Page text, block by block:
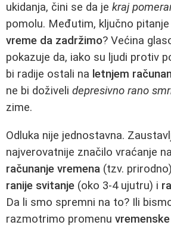
ukidanja, čini se da je kraj
pomolu. Međutim, ključno
vreme da zadržimo? Većina
pokazuje da, iako su ljudi protiv
bi radije ostali na letnjem
ne bi doživeli depresivno rano
zime.
Odluka nije jednostavna.
najverovatnije značilo vraćanje
računanje vremena (tzv.
ranije svitanje (oko 3-4 ujutru) i
Da li smo spremni na to? Ili
razmotrimo promenu